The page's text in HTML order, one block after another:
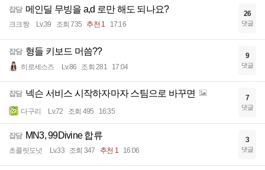
잡담 메인딜 무빙을 a,d 로만 해도 되나요?
크크짱 Lv.39 조회 735 추천 1 17:16
26
댓글
잡담 형들 키보드 머씀??
히로세스즈 Lv.86 조회 281 17:04
9
댓글
잡담 넥슨 서비스 시작하자마자 스팀으로 바꾸면
다구리 Lv.72 조회 495 16:35
7
댓글
잡담 MN3, 99Divine 합류
초콜릿도넛 Lv.33 조회 347 추천 1 16:06
3
댓글